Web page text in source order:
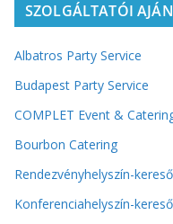
SZOLGÁLTATÓI
Albatros Party Service
Budapest Party Service
COMPLET Event &
Bourbon Catering
Rendezvényhelyszín-kereső
Konferenciahelyszín-kereső